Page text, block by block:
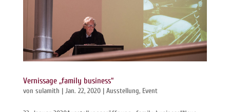
Vernissage „family business“
von sulamith | Jan. 22, 2020| Ausstellung, Event